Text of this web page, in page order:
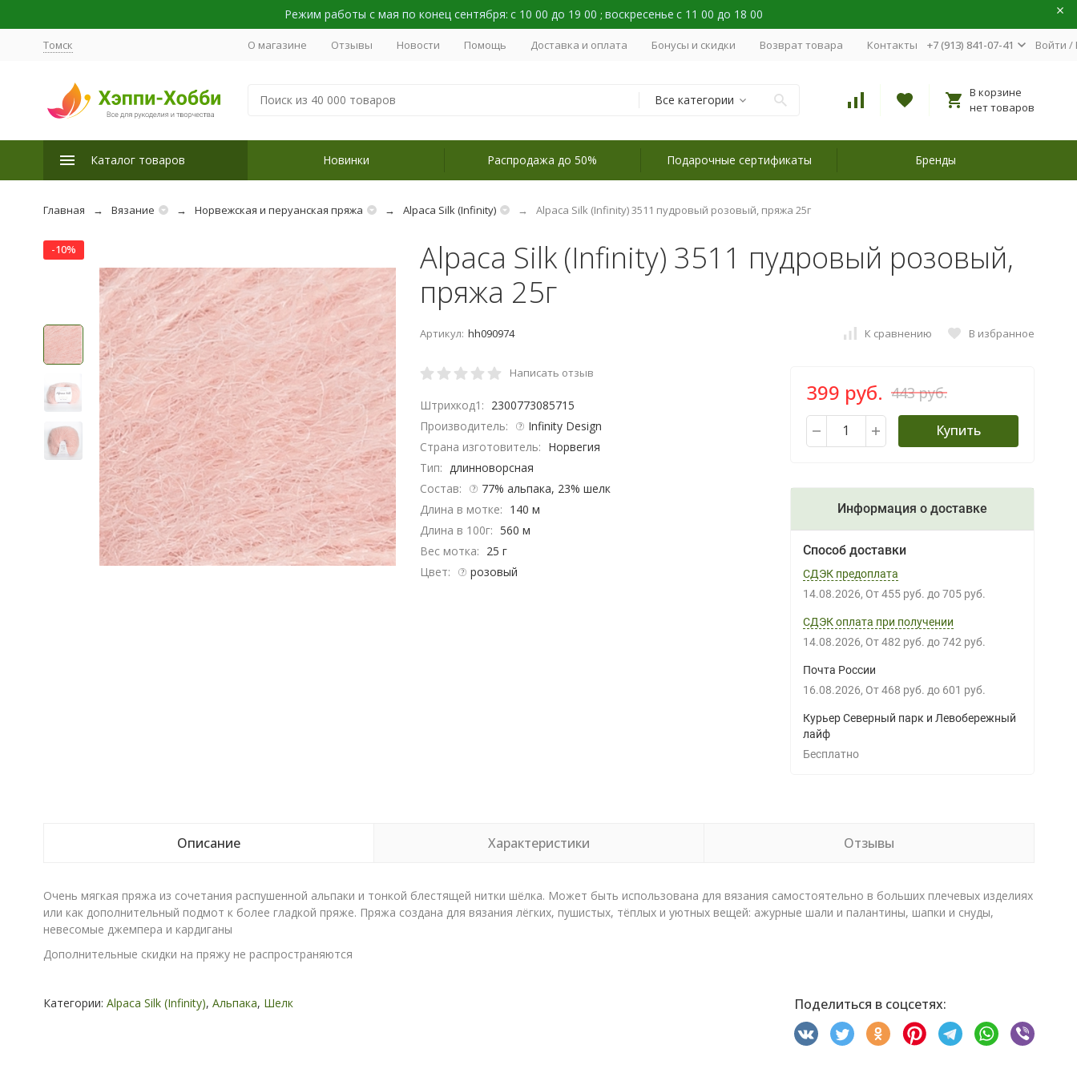
Режим работы с мая по конец сентября: с 10 00 до 19 00 ; воскресенье с 11 00 до 18 00
Томск О магазине Отзывы Новости Помощь Доставка и оплата Бонусы и скидки Возврат товара Контакты +7 (913) 841-07-41 Войти /
Все категории
В корзине
нет товаров
Каталог товаров Новинки Распродажа до 50% Подарочные сертификаты Бренды
Главная Вязание Норвежская и перуанская пряжа Alpaca Silk (Infinity) Alpaca Silk (Infinity) 3511 пудровый розовый, пряжа 25г
-10%
Alpaca Silk (Infinity) 3511 пудровый розовый,
пряжа 25г
Артикул: hh090974 К сравнению В избранное
Написать отзыв
Штрихкод1: 2300773085715
Производитель:
Infinity Design
Страна изготовитель: Норвегия
Тип: длинноворсная
Состав:
77% альпака, 23% шелк
Длина в мотке: 140 м
Длина в 100г: 560 м
Вес мотка: 25 г
Цвет:
розовый
399 руб. 443 руб.
Купить
Информация о доставке
Способ доставки
СДЭК предоплата
14.08.2026 От 455 руб. до 705 руб.
СДЭК оплата при получении
14.08.2026 От 482 руб. до 742 руб.
Почта России
16.08.2026 От 468 руб. до 601 руб.
Курьер Северный парк и Левобережный
лайф
Бесплатно
Описание Характеристики Отзывы
Очень мягкая пряжа из сочетания распушенной альпаки и тонкой блестящей нитки шёлка. Может быть использована для вязания самостоятельно в больших плечевых изделиях
или как дополнительный подмот к более гладкой пряже. Пряжа создана для вязания лёгких, пушистых, тёплых и уютных вещей: ажурные шали и палантины, шапки и снуды,
невесомые джемпера и кардиганы
Дополнительные скидки на пряжу не распространяются
Категории: Alpaca Silk (Infinity), Альпака, Шелк Поделиться в соцсетях: